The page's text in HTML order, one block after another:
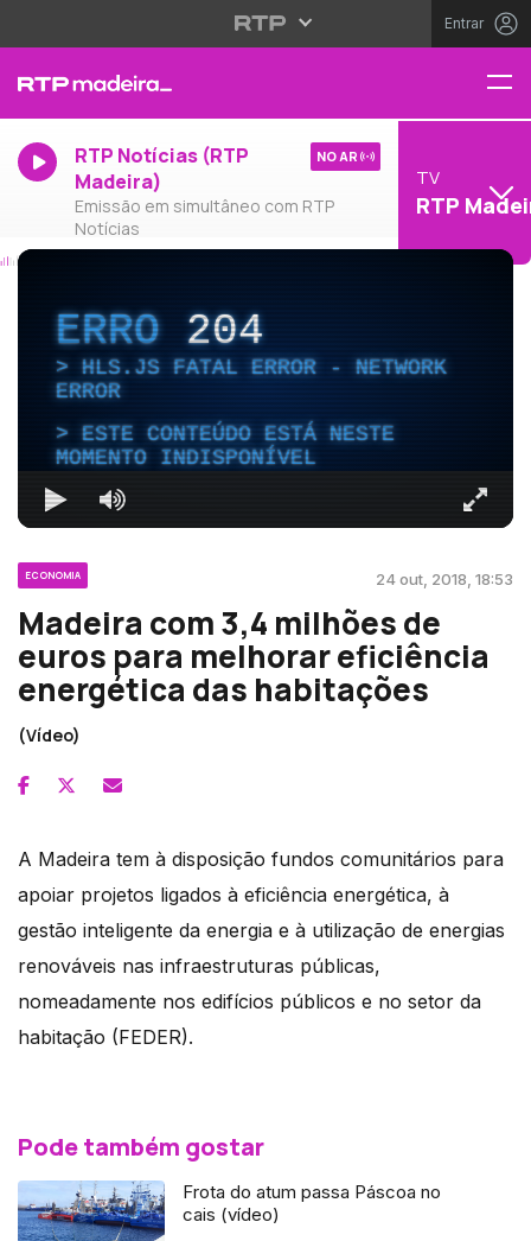
Entrar
RTP Notícias (RTP
Madeira)
Emissão em simultâneo com RTP
Notícias
NO AR
TV
RTP
ERRO204
HLS.JS FATAL ERROR - NETWORK
ERROR
ESTE CONTEÚDO ESTÁ NESTE
MOMENTO INDISPONÍVEL
ECONOMIA 24 out, 2018, 18:53
Madeira com 3,4 milhões de
euros para melhorar eficiência
energética das habitações
(Vídeo)
A Madeira tem à disposição fundos comunitários para
apoiar projetos ligados à eficiência energética, à
gestão inteligente da energia e à utilização de energias
renováveis nas infraestruturas públicas,
nomeadamente nos edifícios públicos e no setor da
habitação (FEDER).
Pode também gostar
Frota do atum passa Páscoa no
cais (vídeo)